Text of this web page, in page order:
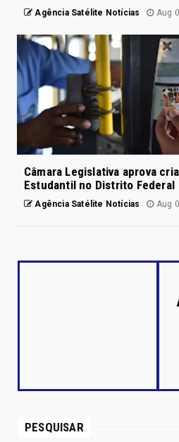
Agência Satélite Notícias Aug
Câmara Legislativa aprova
Estudantil no Distrito Federal
Agência Satélite Notícias Aug
PESQUISAR